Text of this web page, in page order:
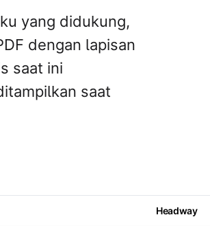
yang didukung,
dengan lapisan
saat ini
saat
Headway